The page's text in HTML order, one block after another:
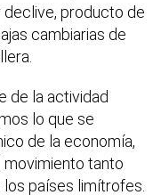
producto de
cambiarias de
de la actividad
lo que se
de la economía,
tanto
países limítrofes.